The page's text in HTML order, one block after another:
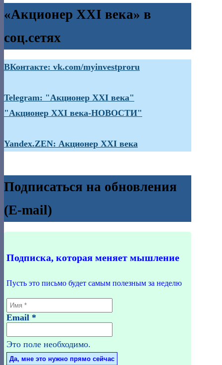
«Акционер XXI века» в
соц.сетях
ВКонтакте: vk.com/myinvestproru
Telegram: "Акционер XXI века"
"Акционер XXI века-НОВОСТИ"
Yandex.ZEN: Акционер XXI века
Подписаться на обновления
(E-mail)
Подписка, которая меняет мышление
Пусть это письмо будет самым полезным за неделю
Email *
Это поле необходимо.